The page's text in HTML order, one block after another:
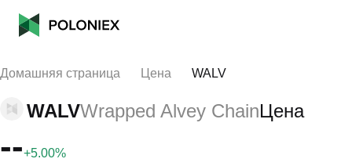
Домашняя страница Цена WALV
WALVWrapped Alvey ChainЦена
--+5.00%